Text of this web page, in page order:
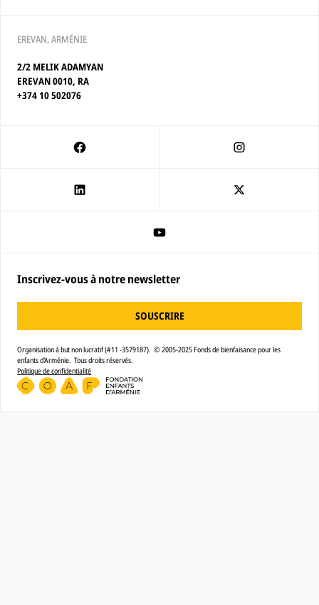
Inscrivez-vous à notre newsletter
SOUSCRIRE
Organisation à but non lucratif (#11 -3579187). © 2005-2025 Fonds de bienfaisance pour les
enfants d'Arménie. Tous droits réservés.
Politique de confidentialité
EREVAN, ARMÉNIE
2/2 MELIK ADAMYAN
EREVAN 0010, RA
+374 10 502076